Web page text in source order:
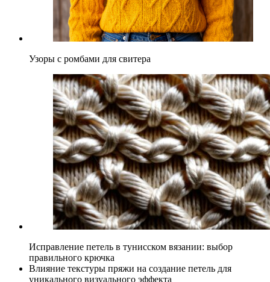
Узоры с ромбами для свитера
Исправление петель в тунисском вязании: выбор
правильного крючка
Влияние текстуры пряжи на создание петель для
уникального визуального эффекта